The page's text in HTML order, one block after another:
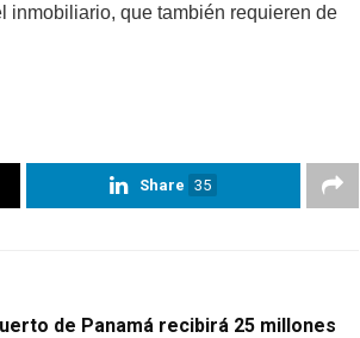
inmobiliario, que también requieren de
Share 35
de Panamá recibirá 25 millones